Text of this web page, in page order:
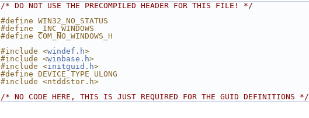
/* DO NOT USE THE PRECOMPILED HEADER FOR THIS FILE! */
#define WIN32_NO_STATUS
#define _INC_WINDOWS
#define COM_NO_WINDOWS_H
#include <windef.h>
#include <winbase.h>
#include <initguid.h>
#define DEVICE_TYPE ULONG
#include <ntddstor.h>
/* NO CODE HERE, THIS IS JUST REQUIRED FOR THE GUID DEFINITIONS */